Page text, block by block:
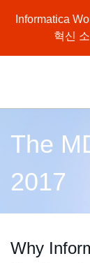
Informatica
혁신
The
2017
Why